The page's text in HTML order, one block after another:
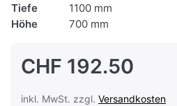
Tiefe
1100 mm
Höhe
700 mm
CHF 192.50
inkl. MwSt. zzgl. Versandkosten